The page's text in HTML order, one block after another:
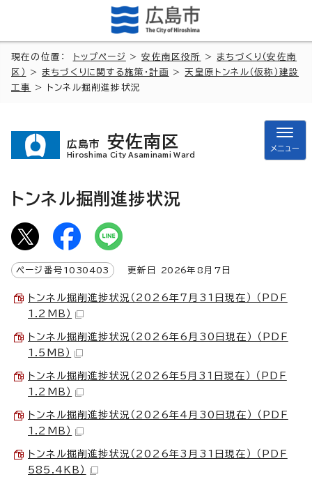
現在の位置： トップページ >安佐南区役所 > まちづくり（安佐南
区）
> まちづくりに関する施策・計画 >天皇原トンネル（仮称）建設
工事
> トンネル掘削進捗状況
広島市 安佐南区
Hiroshima City Asaminami Ward
メニュー
トンネル掘削進捗状況
ページ番号 1030403 更新日 2026年8月7日
トンネル掘削進捗状況（2026年7月31日現在） （PDF
1.2MB）
トンネル掘削進捗状況（2026年6月30日現在） （PDF
1.5MB）
トンネル掘削進捗状況（2026年5月31日現在） （PDF
1.2MB）
トンネル掘削進捗状況（2026年4月30日現在） （PDF
1.2MB）
トンネル掘削進捗状況（2026年3月31日現在） （PDF
585.4KB）